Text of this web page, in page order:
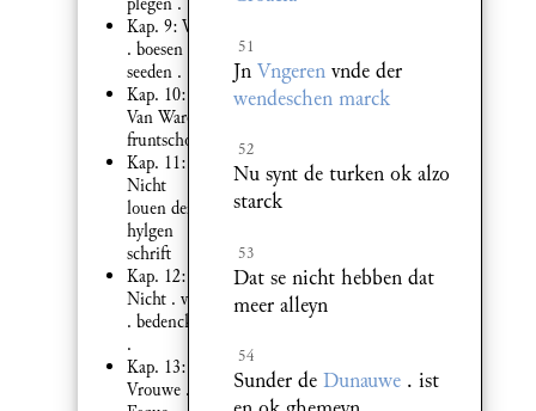
Kap. 9: Van
. boesen .
seeden .
Kap. 10:
Van Warer .
fruntschop
Kap. 11:
Nicht
louen der
hylgen
schrift
Kap. 12:
Nicht . vor
. bedencken
.
Kap. 13:
Vrouwe .
51
Jn Vngerenvnde der
wendeschen marck
52
Nu synt de turken ok alzo
starck
53
Dat se nicht hebben dat
meer alleyn
54
Sunder de Dunauwe. ist